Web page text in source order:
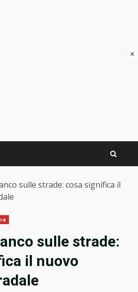
sulle strade: cosa significa il
sulle strade:
il nuovo
×